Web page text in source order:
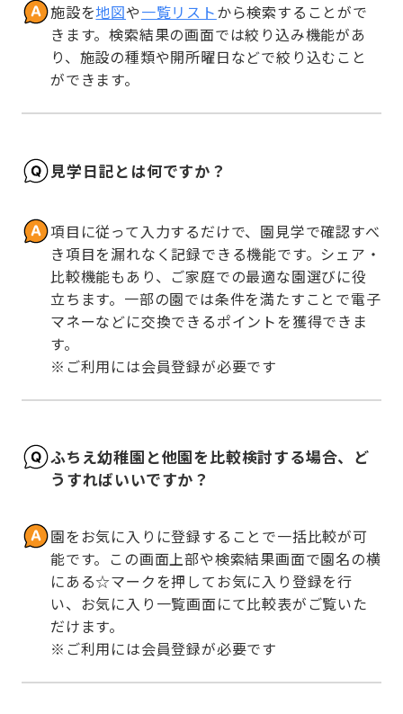
施設を地図や一覧リストから検索することがで
きます。検索結果の画面では絞り込み機能があ
り、施設の種類や開所曜日などで絞り込むこと
ができます。
見学日記とは何ですか？
項目に従って入力するだけで、園見学で確認すべ
き項目を漏れなく記録できる機能です。シェア・
比較機能もあり、ご家庭での最適な園選びに役
立ちます。一部の園では条件を満たすことで電子
マネーなどに交換できるポイントを獲得できま
す。
※ご利用には会員登録が必要です
ふちえ幼稚園と他園を比較検討する場合、ど
うすればいいですか？
園をお気に入りに登録することで一括比較が可
能です。この画面上部や検索結果画面で園名の横
にある☆マークを押してお気に入り登録を行
い、お気に入り一覧画面にて比較表がご覧いた
だけます。
※ご利用には会員登録が必要です